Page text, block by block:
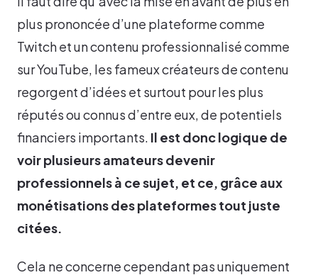
plus prononcée d’une plateforme comme
Twitch et un contenu professionnalisé comme
sur YouTube, les fameux créateurs de contenu
regorgent d’idées et surtout pour les plus
réputés ou connus d’entre eux, de potentiels
financiers importants. Il est donc logique de
voir plusieurs amateurs devenir
professionnels à ce sujet, et ce, grâce aux
monétisations des plateformes tout juste
citées.
Cela ne concerne cependant pas uniquement